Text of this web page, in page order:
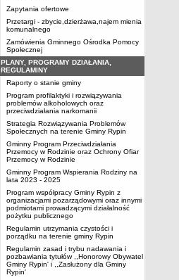
Zapytania ofertowe
Przetargi - zbycie,dzierżawa,najem mienia
komunalnego
Zamówienia Gminnego Ośrodka Pomocy
Społecznej
PLANY, PROGRAMY DZIAŁANIA,
REGULAMINY
Raporty o stanie gminy
Program profilaktyki i rozwiązywania
problemów alkoholowych oraz
przeciwdziałania narkomanii
Strategia Rozwiązywania Problemów
Społecznych na terenie Gminy Rypin
Gminny Program Przeciwdziałania
Przemocy w Rodzinie oraz Ochrony Ofiar
Przemocy w Rodzinie
Gminny Program Wspierania Rodziny na
lata 2023 - 2025
Program współpracy Gminy Rypin z
organizacjami pozarządowymi oraz innymi
podmiotami prowadzącymi działalność
pożytku publicznego
Regulamin utrzymania czystości i
porządku na terenie gminy Rypin
Regulamin zasad i trybu nadawania i
pozbawiania tytułów ,,Honorowy Obywatel
Gminy Rypin' i ,,Zasłużony dla Gminy
Rypin'